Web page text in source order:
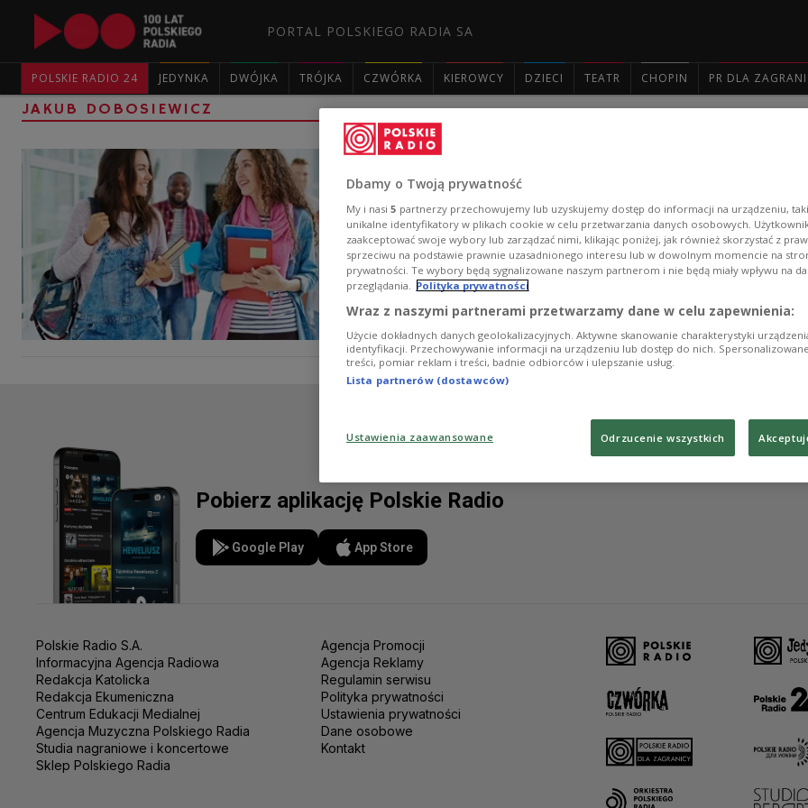
PORTAL POLSKIEGO RADIA SA
POLSKIE RADIO 24 JEDYNKA DWÓJKA TRÓJKA CZWÓRKA KIEROWCY DZIECI TEATR CHOPIN PR DLA
JAKUB DOBOSIEWICZ
Jakub Dobosiewicz w grupie 100
Jakub Dobosiewicz znalazł się wśród 100
Winners 2023. Jak się okazuje, w tym programie wcale
zmian na lepsze.
Zobacz więcej na temat: Czwórka Marta Hoppe moda
Pobierz aplikację Polskie Radio
Google Play App Store
Polskie Radio S.A.
Informacyjna Agencja Radiowa
Redakcja Katolicka
Redakcja Ekumeniczna
Centrum Edukacji Medialnej
Agencja Muzyczna Polskiego Radia
Studia nagraniowe i koncertowe
Sklep Polskiego Radia
Agencja Promocji
Agencja Reklamy
Regulamin serwisu
Polityka prywatności
Ustawienia prywatności
Dane osobowe
Kontakt
Dbamy o Twoją prywatność
My i nasi 5 partnerzy przechowujemy lub uzyskujemy dostęp do informacji na urządzeniu,
unikalne identyfikatory w plikach cookie w celu przetwarzania danych osobowych.
zaakceptować swoje wybory lub zarządzać nimi, klikając poniżej, jak również skorzystać z
sprzeciwu na podstawie prawnie uzasadnionego interesu lub w dowolnym momencie na
prywatności. Te wybory będą sygnalizowane naszym partnerom i nie będą miały wpływu na
przeglądania. Polityka prywatności
Wraz z naszymi partnerami przetwarzamy dane w celu zapewnienia:
Użycie dokładnych danych geolokalizacyjnych. Aktywne skanowanie charakterystyki
identyfikacji. Przechowywanie informacji na urządzeniu lub dostęp do nich.
treści, pomiar reklam i treści, badnie odbiorców i ulepszanie usług.
Lista partnerów (dostawców)
Ustawienia zaawansowane Odrzucenie wszystkich